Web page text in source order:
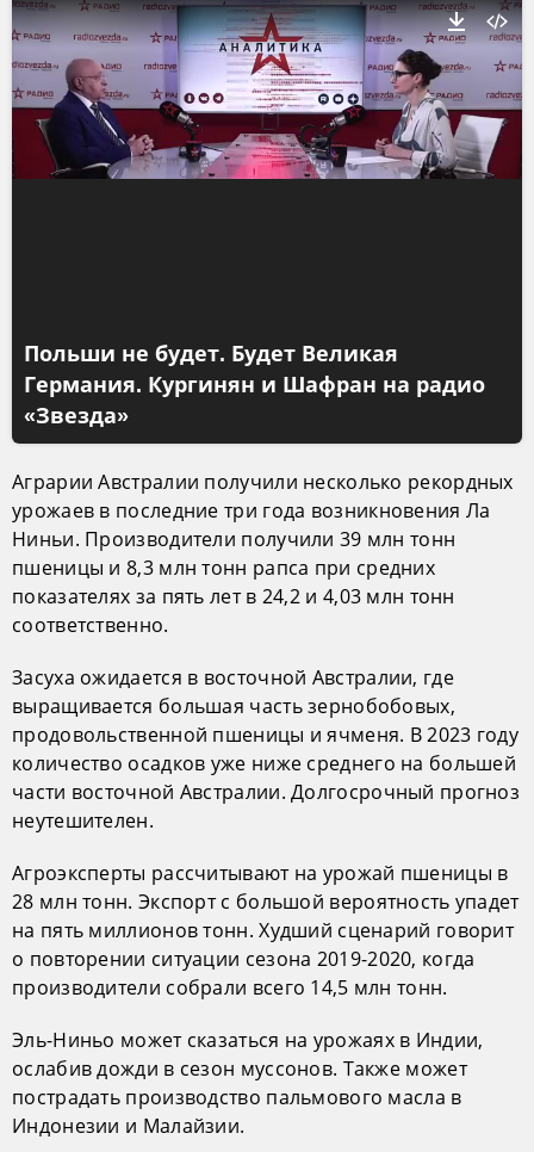
Польши не будет. Будет Великая
Германия. Кургинян и Шафран на радио
«Звезда»
Аграрии Австралии получили несколько рекордных
урожаев в последние три года возникновения Ла
Ниньи. Производители получили 39 млн тонн
пшеницы и 8,3 млн тонн рапса при средних
показателях за пять лет в 24,2 и 4,03 млн тонн
соответственно.
Засуха ожидается в восточной Австралии, где
выращивается большая часть зернобобовых,
продовольственной пшеницы и ячменя. В 2023 году
количество осадков уже ниже среднего на большей
части восточной Австралии. Долгосрочный прогноз
неутешителен.
Агроэксперты рассчитывают на урожай пшеницы в
28 млн тонн. Экспорт с большой вероятность упадет
на пять миллионов тонн. Худший сценарий говорит
о повторении ситуации сезона 2019-2020, когда
производители собрали всего 14,5 млн тонн.
Эль-Ниньо может сказаться на урожаях в Индии,
ослабив дожди в сезон муссонов. Также может
пострадать производство пальмового масла в
Индонезии и Малайзии.